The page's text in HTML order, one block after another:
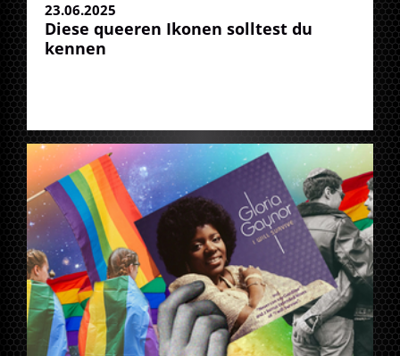
23.06.2025
Diese queeren Ikonen solltest du
kennen